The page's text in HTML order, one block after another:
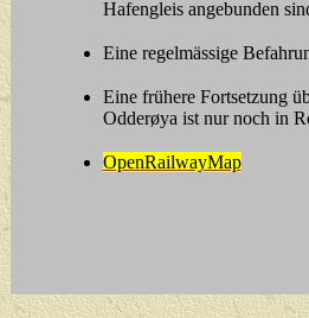
Hafengleis angebunden
Eine regelmässige
Eine frühere Fortsetzung
Odderøya ist nur noch in
OpenRailwayMap